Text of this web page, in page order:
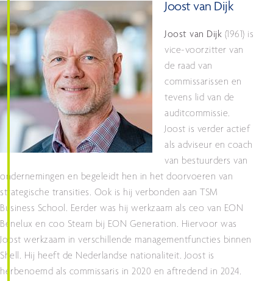
Joost van Dijk
Joost van Dijk (1961) is
vice-voorzitter van
de raad van
commissarissen en
tevens lid van de
auditcommissie.
Joost is verder actief
als adviseur en coach
van bestuurders van
ondernemingen en begeleidt hen in het doorvoeren van
strategische transities. Ook is hij verbonden aan TSM
Business School. Eerder was hij werkzaam als ceo van EON
Benelux en coo Steam bij EON Generation. Hiervoor was
Joost werkzaam in verschillende managementfuncties binnen
Shell. Hij heeft de Nederlandse nationaliteit. Joost is
herbenoemd als commissaris in 2020 en aftredend in 2024.